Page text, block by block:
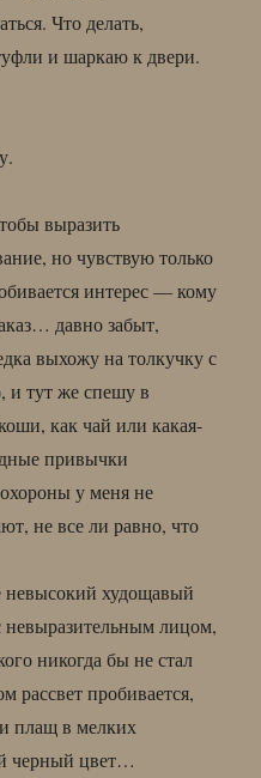
Что делать,
и шаркаю к двери.
выразить
но чувствую только
интерес — кому
давно забыт,
выхожу на толкучку с
и тут же спешу в
как чай или какая-
привычки
у меня не
не все ли равно, что
худощавый
невыразительным лицом,
никогда бы не стал
рассвет пробивается,
плащ в мелких
черный цвет…